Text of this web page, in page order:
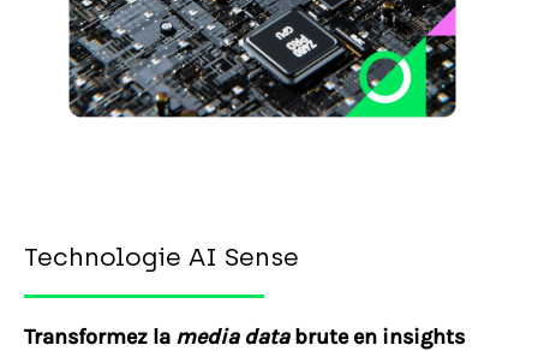
Technologie AI Sense
Transformez la media databrute en insights